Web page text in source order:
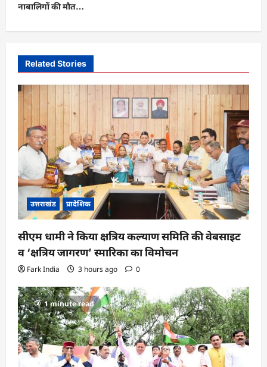
n
a
g
a
o
n
नाबालिगों की मौत…
Related Stories
उत्तराखंड प्रादेशिक
सीएम धामी ने किया क्षत्रिय कल्याण समिति की वेबसाइट
व ‘क्षत्रिय जागरण’ स्मारिका का विमोचन
Fark India 3 hours ago 0
1 minute read